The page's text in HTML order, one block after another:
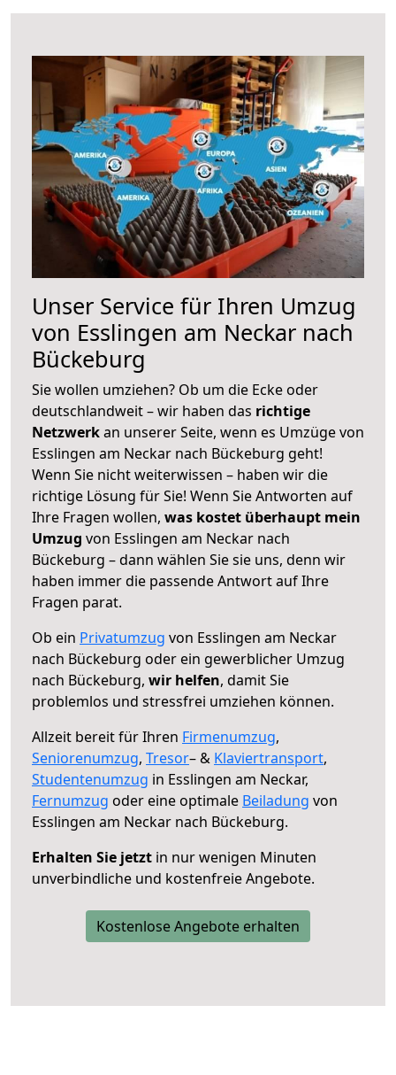
Unser Service für Ihren Umzug
von Esslingen am Neckar nach
Bückeburg
Sie wollen umziehen? Ob um die Ecke oder
deutschlandweit – wir haben das richtige
Netzwerkan unserer Seite, wenn es Umzüge von
Esslingen am Neckar nach Bückeburg geht!
Wenn Sie nicht weiterwissen – haben wir die
richtige Lösung für Sie! Wenn Sie Antworten auf
Ihre Fragen wollen, was kostet überhaupt mein
Umzug von Esslingen am Neckar nach
Bückeburg – dann wählen Sie sie uns, denn wir
haben immer die passende Antwort auf Ihre
Fragen parat.
Ob ein Privatumzug von Esslingen am Neckar
nach Bückeburg oder ein gewerblicher Umzug
nach Bückeburg, wir helfen, damit Sie
problemlos und stressfrei umziehen können.
Allzeit bereit für Ihren Firmenumzug,
Seniorenumzug, Tresor– & Klaviertransport,
Studentenumzug in Esslingen am Neckar,
Fernumzug oder eine optimale Beiladung von
Esslingen am Neckar nach Bückeburg.
Erhalten Sie jetzt in nur wenigen Minuten
unverbindliche und kostenfreie Angebote.
Kostenlose Angebote erhalten